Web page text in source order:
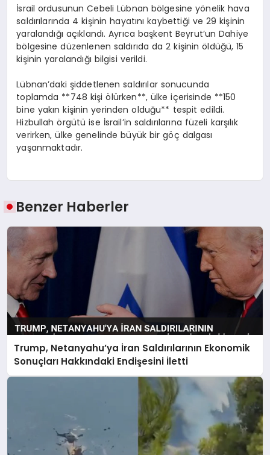
İsrail ordusunun Cebeli Lübnan bölgesine yönelik hava
saldırılarında 4 kişinin hayatını kaybettiği ve 29 kişinin
yaralandığı açıklandı. Ayrıca başkent Beyrut’un Dahiye
bölgesine düzenlenen saldırıda da 2 kişinin öldüğü, 15
kişinin yaralandığı bilgisi verildi.
Lübnan’daki şiddetlenen saldırılar sonucunda
toplamda **748 kişi ölürken**, ülke içerisinde **150
bine yakın kişinin yerinden olduğu** tespit edildi.
Hizbullah örgütü ise İsrail’in saldırılarına füzeli karşılık
verirken, ülke genelinde büyük bir göç dalgası
yaşanmaktadır.
Benzer Haberler
Trump, Netanyahu’ya İran Saldırılarının Ekonomik
Sonuçları Hakkındaki Endişesini İletti